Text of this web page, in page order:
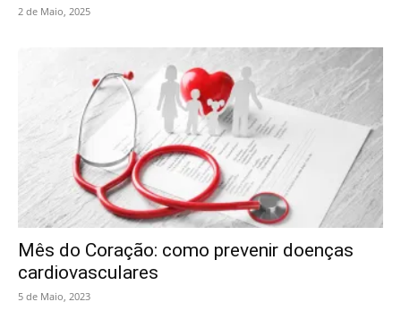
2 de Maio, 2025
Mês do Coração: como prevenir doenças
cardiovasculares
5 de Maio, 2023